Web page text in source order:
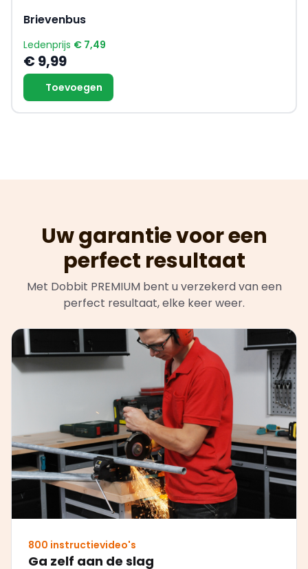
Brievenbus
Ledenprijs € 7,49
€ 9,99
Toevoegen
Uw garantie voor een
perfect resultaat
Met Dobbit PREMIUM bent u verzekerd van een
perfect resultaat, elke keer weer.
800 instructievideo's
Ga zelf aan de slag